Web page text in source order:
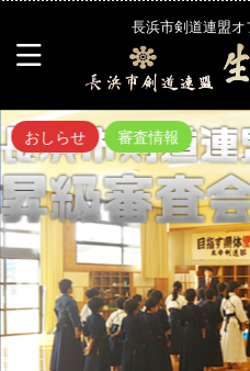
長浜市剣道連盟オ
おしらせ 審査情報